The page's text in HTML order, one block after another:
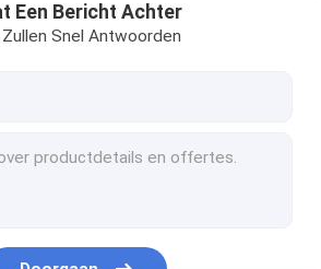
Een Bericht Achter
Snel Antwoorden